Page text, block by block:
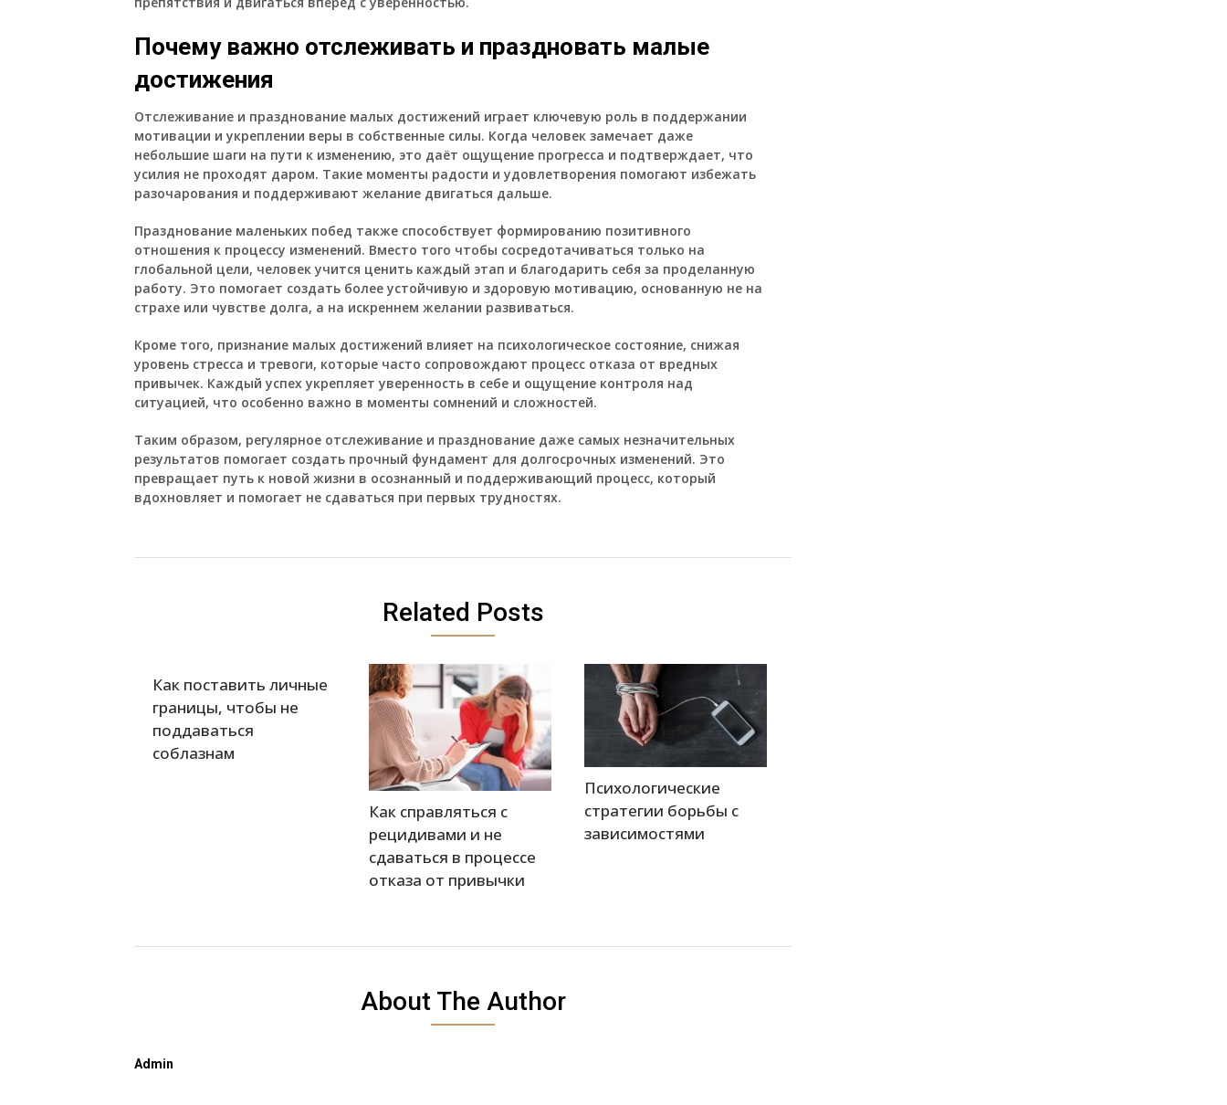
Почему важно отслеживать и праздновать малые
достижения
Отслеживание и празднование малых достижений играет ключевую роль в поддержании
мотивации и укреплении веры в собственные силы. Когда человек замечает даже
небольшие шаги на пути к изменению, это даёт ощущение прогресса и подтверждает, что
усилия не проходят даром. Такие моменты радости и удовлетворения помогают избежать
разочарования и поддерживают желание двигаться дальше.
Празднование маленьких побед также способствует формированию позитивного
отношения к процессу изменений. Вместо того чтобы сосредотачиваться только на
глобальной цели, человек учится ценить каждый этап и благодарить себя за проделанную
работу. Это помогает создать более устойчивую и здоровую мотивацию, основанную не на
страхе или чувстве долга, а на искреннем желании развиваться.
Кроме того, признание малых достижений влияет на психологическое состояние, снижая
уровень стресса и тревоги, которые часто сопровождают процесс отказа от вредных
привычек. Каждый успех укрепляет уверенность в себе и ощущение контроля над
ситуацией, что особенно важно в моменты сомнений и сложностей.
Таким образом, регулярное отслеживание и празднование даже самых незначительных
результатов помогает создать прочный фундамент для долгосрочных изменений. Это
превращает путь к новой жизни в осознанный и поддерживающий процесс, который
вдохновляет и помогает не сдаваться при первых трудностях.
Related Posts
Как поставить личные
границы, чтобы не
поддаваться
соблазнам
Как справляться с
рецидивами и не
сдаваться в процессе
отказа от привычки
Психологические
стратегии борьбы с
зависимостями
About The Author
Admin